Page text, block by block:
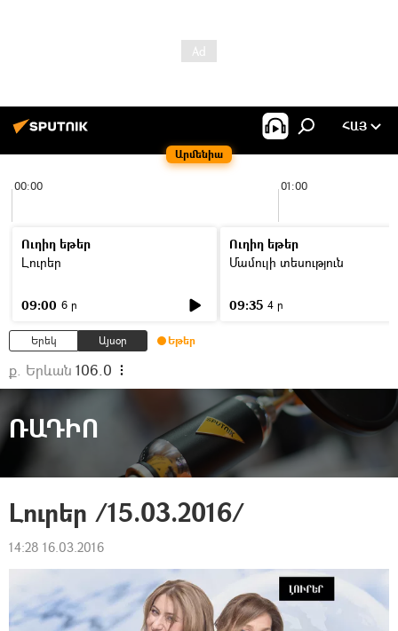
Արմենիա
ՀԱՅ
00:00 01:00
Ուղիղ եթեր
Լուրեր
09:00 6 ր
Ուղիղ եթեր
Մամուլի տեսություն
09:35 4 ր
Երեկ Այսօր Եթեր
ք. Երևան 106.0
ՌԱԴԻՈ
Լուրեր /15.03.2016/
14:28 16.03.2016